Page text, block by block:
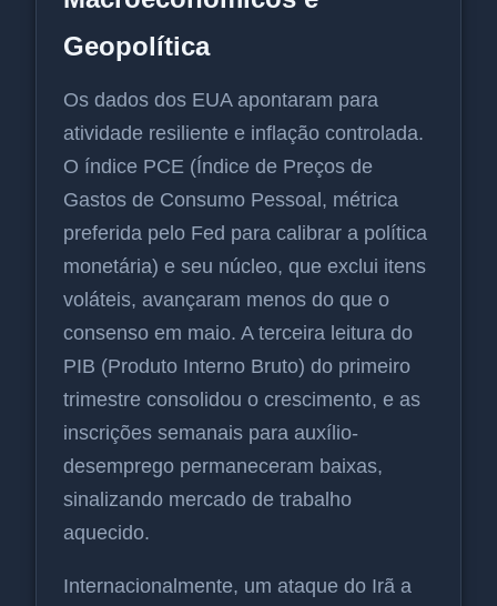
Geopolítica
Os dados dos EUA apontaram para
atividade resiliente e inflação controlada.
O índice PCE (Índice de Preços de
Gastos de Consumo Pessoal, métrica
preferida pelo Fed para calibrar a política
monetária) e seu núcleo, que exclui itens
voláteis, avançaram menos do que o
consenso em maio. A terceira leitura do
PIB (Produto Interno Bruto) do primeiro
trimestre consolidou o crescimento, e as
inscrições semanais para auxílio-
desemprego permaneceram baixas,
sinalizando mercado de trabalho
aquecido.
Internacionalmente, um ataque do Irã a